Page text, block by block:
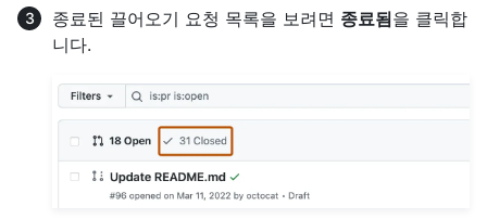
종료된 끌어오기 요청 목록을 보려면 종료됨을 클릭합
니다.